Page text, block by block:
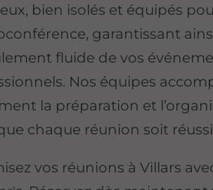
bien isolés et équipés
garantissant
fluide de vos
Nos équipes
la préparation et
chaque réunion soit
vos réunions à Villars